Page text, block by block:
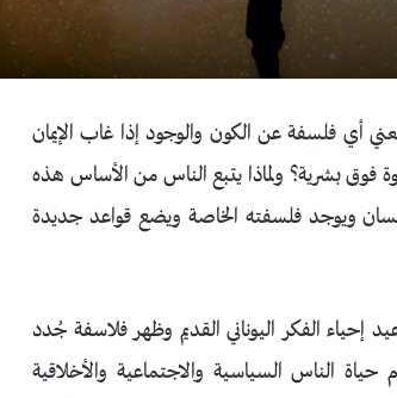
أي فلسفة عن الكون والوجود إذا غاب الإيمان
فوق بشرية؟ ولماذا يتبع الناس من الأساس هذه
ويوجد فلسفته الخاصة ويضع قواعد جديدة
إحياء الفكر اليوناني القديم وظهر فلاسفة جُدد
الناس السياسية والاجتماعية والأخلاقية